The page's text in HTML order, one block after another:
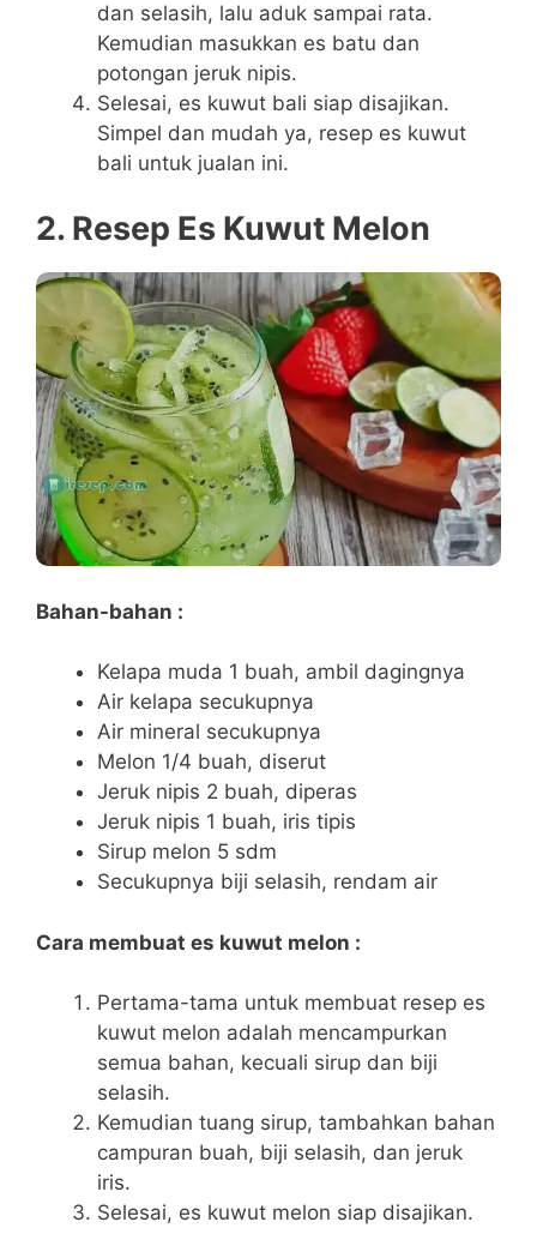
dan selasih, lalu aduk sampai rata.
Kemudian masukkan es batu dan
potongan jeruk nipis.
Selesai, es kuwut bali siap disajikan.
Simpel dan mudah ya, resep es kuwut
bali untuk jualan ini.
2. Resep Es Kuwut Melon
Bahan-bahan :
Kelapa muda 1 buah, ambil dagingnya
Air kelapa secukupnya
Air mineral secukupnya
Melon 1/4 buah, diserut
Jeruk nipis 2 buah, diperas
Jeruk nipis 1 buah, iris tipis
Sirup melon 5 sdm
Secukupnya biji selasih, rendam air
Cara membuat es kuwut melon :
Pertama-tama untuk membuat resep es
kuwut melon adalah mencampurkan
semua bahan, kecuali sirup dan biji
selasih.
Kemudian tuang sirup, tambahkan bahan
campuran buah, biji selasih, dan jeruk
iris.
Selesai, es kuwut melon siap disajikan.